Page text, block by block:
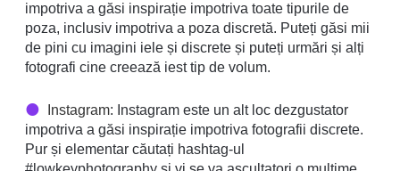
impotriva a găsi inspirație impotriva toate tipurile de
poza, inclusiv impotriva a poza discretă. Puteți găsi mii
de pini cu imagini iele și discrete și puteți urmări și alți
fotografi cine creează iest tip de volum.
Instagram: Instagram este un alt loc dezgustator
impotriva a găsi inspirație impotriva fotografii discrete.
Pur și elementar căutați hashtag-ul